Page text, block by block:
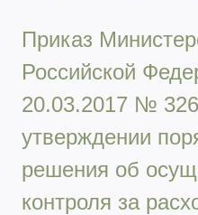
Приказ
Российской
20.03.2017 №
утверждении
решения об
контроля за